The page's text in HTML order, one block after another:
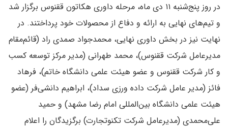
در روز پنج‌شنبه ۱۱ دی ماه، مرحله داوری هکاتون ققنوس برگزار شد
و تیم‌های نهایی به ارائه و دفاع از محصولات خود پرداختند. در
نهایت نیز در بخش داوری نهایی، محمدجواد صمدی راد (قائم‌مقام
مدیرعامل شرکت ققنوس)، محمد طهرانی (مدیر مرکز توسعه کسب
و کار شرکت ققنوس و عضو هیئت علمی دانشگاه خاتم)، فرهاد
فائز (مدیر عامل شرکت داده ورزی سداد)، ابراهیم دانشی‌فر (عضو
هیئت علمی دانشگاه بین‌المللی امام رضا مشهد) و حمید
علی‌محمدی (مدیرعامل شرکت تکنوتجارت) برگزیدگان را اعلام